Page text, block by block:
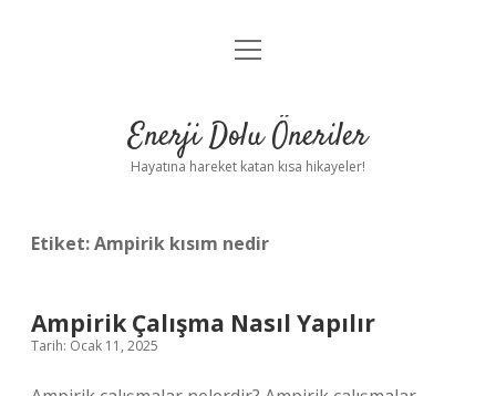
Anasayfa
Yasal Uyarı
menüyü
Enerji Dolu Öneriler
Hayatına hareket katan kısa hikayeler!
Etiket:Ampirik kısım nedir
Ampirik Çalışma Nasıl Yapılır
Tarih: Ocak 11, 2025